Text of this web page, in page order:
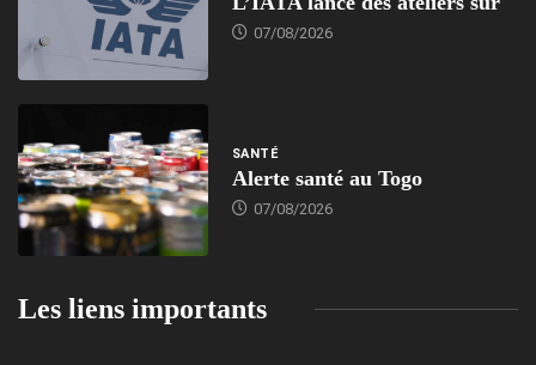
07/08/2026
SANTÉ
Alerte santé au Togo
07/08/2026
Les liens importants